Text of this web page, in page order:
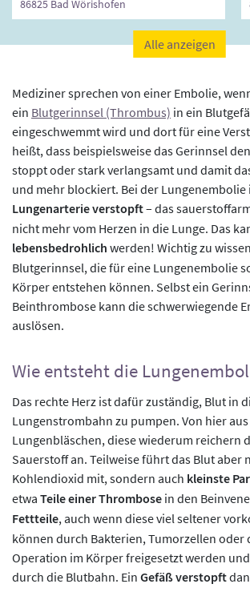
86825 Bad Wörishofen
Alle anzeigen
Mediziner sprechen von einer Embolie,
ein Blutgerinnsel (Thrombus) in ein
eingeschwemmt wird und dort für eine
heißt, dass beispielsweise das Gerinnsel
stoppt oder stark verlangsamt und damit
und mehr blockiert. Bei der Lungenembolie
Lungenarterie verstopft– das
nicht mehr vom Herzen in die Lunge. Das
lebensbedrohlich werden! Wichtig zu
Blutgerinnsel, die für eine Lungenembolie
Körper entstehen können. Selbst ein
Beinthrombose kann die schwerwiegende
auslösen.
Wie entsteht die
Das rechte Herz ist dafür zuständig, Blut in
Lungenstrombahn zu pumpen. Von hier
Lungenbläschen, diese wiederum reichern
Sauerstoff an. Teilweise führt das Blut aber
Kohlendioxid mit, sondern auch kleinste
etwa Teile einer Thrombose in den
Fettteile, auch wenn diese viel seltener
können durch Bakterien, Tumorzellen oder
Operation im Körper freigesetzt werden
durch die Blutbahn. Ein Gefäß verstopft